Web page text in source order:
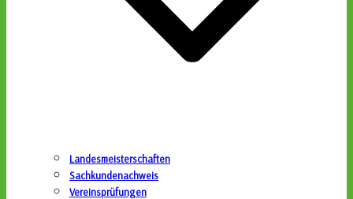
Landesmeisterschaften
Sachkundenachweis
Vereinsprüfungen